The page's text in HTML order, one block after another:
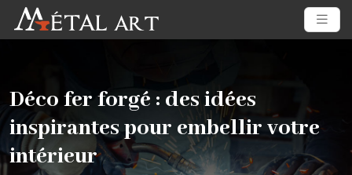
Déco fer forgé : des idées
inspirantes pour embellir votre
intérieur